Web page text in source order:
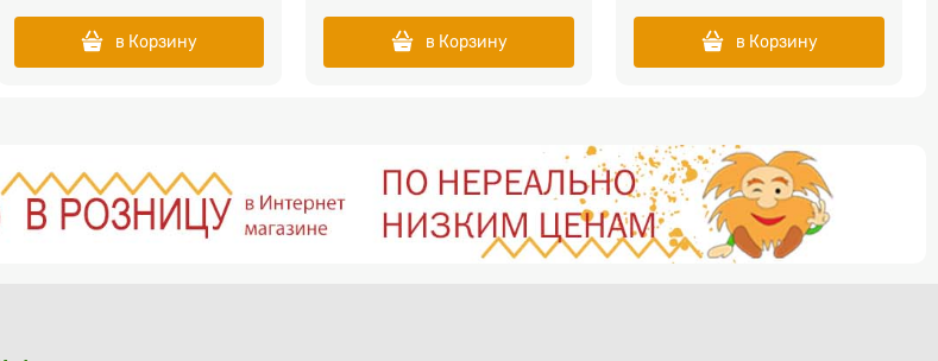
в Корзину в Корзину в Корзину